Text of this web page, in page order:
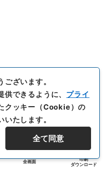
全画面
印刷
ダウンロード
ざいます。
できるように、 プライ
クッキー（Cookie）の
たします。
全て同意